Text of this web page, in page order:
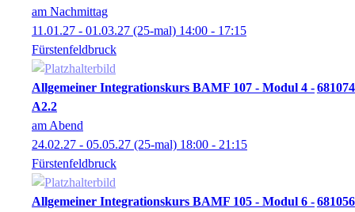
am Nachmittag
11.01.27 - 01.03.27 (25-mal) 14:00 - 17:15
Fürstenfeldbruck
Allgemeiner Integrationskurs BAMF 107 - Modul 4 -
A2.2
681074
am Abend
24.02.27 - 05.05.27 (25-mal) 18:00 - 21:15
Fürstenfeldbruck
Allgemeiner Integrationskurs BAMF 105 - Modul 6 -681056